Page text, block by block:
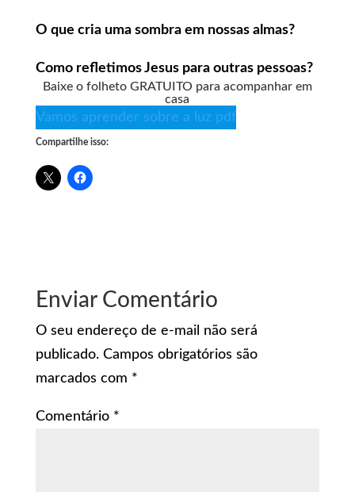
O que cria uma sombra em nossas almas?
Como refletimos Jesus para outras pessoas?
Baixe o folheto GRATUITO para acompanhar em
casa
Vamos aprender sobre a luz pdf
Compartilhe isso:
Enviar Comentário
O seu endereço de e-mail não será
publicado. Campos obrigatórios são
marcados com *
Comentário *